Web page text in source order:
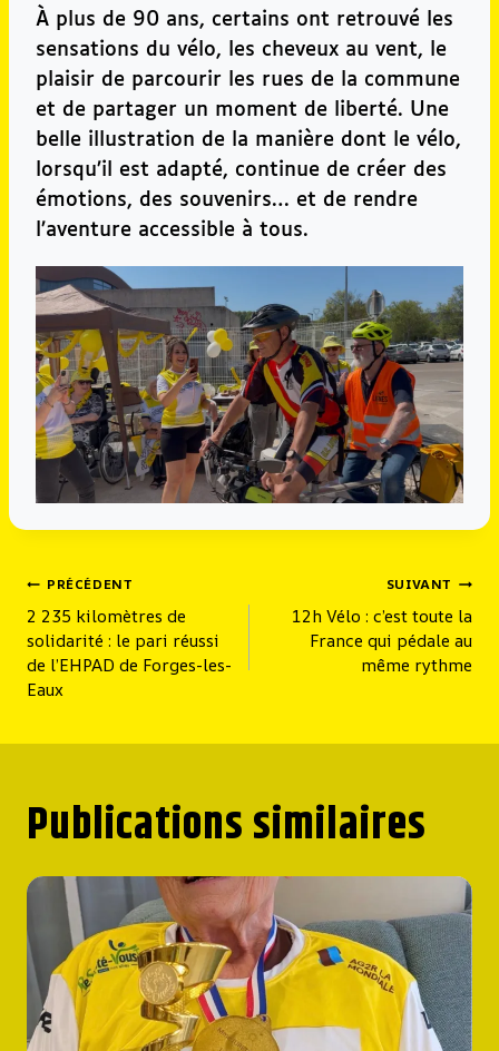
À plus de 90 ans, certains ont retrouvé les
sensations du vélo, les cheveux au vent, le
plaisir de parcourir les rues de la commune
et de partager un moment de liberté. Une
belle illustration de la manière dont le vélo,
lorsqu’il est adapté, continue de créer des
émotions, des souvenirs… et de rendre
l’aventure accessible à tous.
Navigation
de
l’article
PRÉCÉDENT
2 235 kilomètres de
solidarité : le pari réussi
de l’EHPAD de Forges-les-
Eaux
SUIVANT
12h Vélo : c’est toute la
France qui pédale au
même rythme
Publications similaires